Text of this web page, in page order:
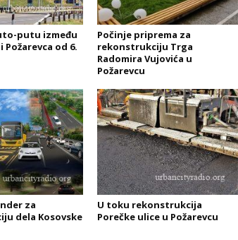
putu između
Požarevca od 6.
Počinje priprema za
rekonstrukciju Trga
Radomira Vujovića u
Požarevcu
za
dela Kosovske
U toku rekonstrukcija
Porečke ulice u Požarevcu